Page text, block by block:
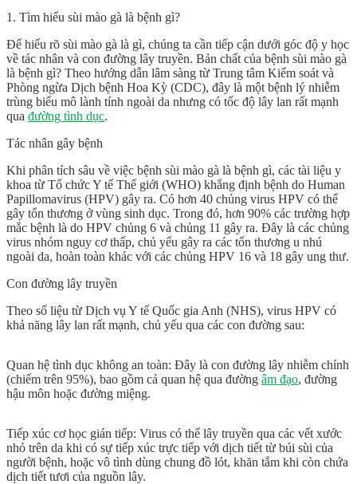
1. Tìm hiểu sùi mào gà là bệnh gì?
Để hiểu rõ sùi mào gà là gì, chúng ta cần tiếp cận dưới góc độ y học
về tác nhân và con đường lây truyền. Bản chất của bệnh sùi mào gà
là bệnh gì? Theo hướng dẫn lâm sàng từ Trung tâm Kiểm soát và
Phòng ngừa Dịch bệnh Hoa Kỳ (CDC), đây là một bệnh lý nhiễm
trùng biểu mô lành tính ngoài da nhưng có tốc độ lây lan rất mạnh
qua đường tình dục.
Tác nhân gây bệnh
Khi phân tích sâu về việc bệnh sùi mào gà là bệnh gì, các tài liệu y
khoa từ Tổ chức Y tế Thế giới (WHO) khẳng định bệnh do Human
Papillomavirus (HPV) gây ra. Có hơn 40 chủng virus HPV có thể
gây tổn thương ở vùng sinh dục. Trong đó, hơn 90% các trường hợp
mắc bệnh là do HPV chủng 6 và chủng 11 gây ra. Đây là các chủng
virus nhóm nguy cơ thấp, chủ yếu gây ra các tổn thương u nhú
ngoài da, hoàn toàn khác với các chủng HPV 16 và 18 gây ung thư.
Con đường lây truyền
Theo số liệu từ Dịch vụ Y tế Quốc gia Anh (NHS), virus HPV có
khả năng lây lan rất mạnh, chủ yếu qua các con đường sau:
Quan hệ tình dục không an toàn: Đây là con đường lây nhiễm chính
(chiếm trên 95%), bao gồm cả quan hệ qua đường âm đạo, đường
hậu môn hoặc đường miệng.
Tiếp xúc cơ học gián tiếp: Virus có thể lây truyền qua các vết xước
nhỏ trên da khi có sự tiếp xúc trực tiếp với dịch tiết từ búi sùi của
người bệnh, hoặc vô tình dùng chung đồ lót, khăn tắm khi còn chứa
dịch tiết tươi của nguồn lây.